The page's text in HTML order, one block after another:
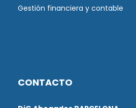
Gestión financiera y contable
CONTACTO